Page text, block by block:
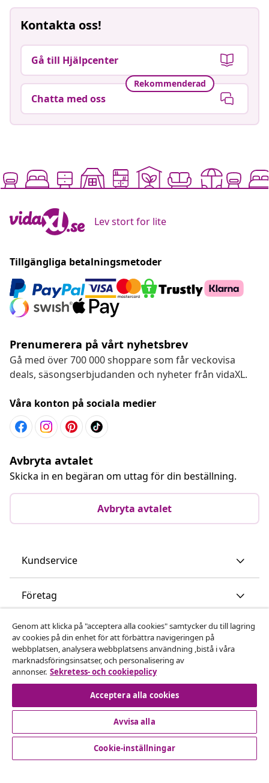
Kontakta oss!
Gå till Hjälpcenter
Rekommenderad
Chatta med oss
Lev stort for lite
Tillgängliga betalningsmetoder
Prenumerera på vårt nyhetsbrev
Gå med över 700 000 shoppare som får veckovisa
deals, säsongserbjudanden och nyheter från vidaXL.
Våra konton på sociala medier
Avbryta avtalet
Skicka in en begäran om uttag för din beställning.
Avbryta avtalet
Kundservice
Företag
vidaXL
Upptäck mer
© 2008-2026 vidaXL www.vidaxl.se är en webbshop från
Genom att klicka på "acceptera alla cookies" samtycker du till lagring
av cookies på din enhet för att förbättra navigeringen på
webbplatsen, analysera webbplatsens användning ,bistå i våra
marknadsföringsinsatser, och personalisering av
annonser. Sekretess- och cookiepolicy
Acceptera alla cookies
Avvisa alla
Cookie-inställningar